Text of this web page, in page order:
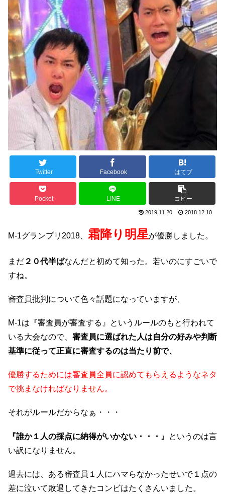
Twitter Facebook はてブ
Pocket LINE コピー
2019.11.20 2018.12.10
M-1グランプリ2018、 霜降り明星が優勝しました。
まだ ２０代半ばなんだと初めて知った。若いのにすごいで
すね。
審査員批判について色々話題になっていますが、
M-1は『審査員が審査する』というルールのもと行われて
いる大会なので、 審査員に選ばれた人は自分の好みや判断
基準に従って正直に審査するのは当たり前で、
優勝するためには審査員全員に認めてもらえるようなネタ
で挑まなければなりません。
それがルールだからなぁ・・・
『誰か１人の採点に納得がいかない・・・』
というのは言
い訳になりません。
過去には、ある審査員１人にハマらなかったせいで１点の
差に泣いて敗退してきたコンビはたくさんいました。